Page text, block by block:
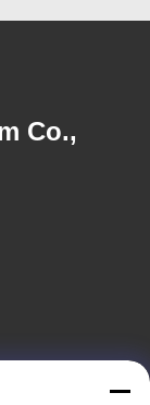
Co.,